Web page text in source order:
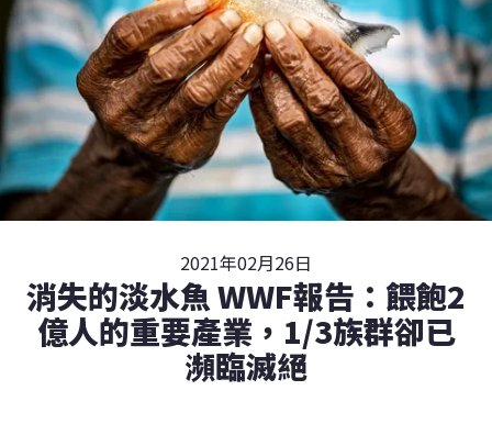
2021年02月26日
消失的淡水魚 WWF報告：餵飽2
億人的重要產業，1/3族群卻已
瀕臨滅絕